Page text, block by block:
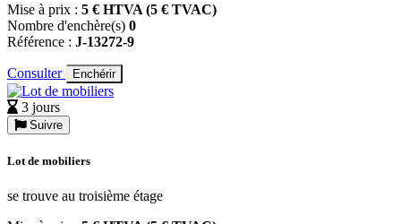
Mise à prix : 5 € HTVA (5 € TVAC)
Nombre d'enchère(s) 0
Référence : J-13272-9
Consulter Enchérir
3 jours
Suivre
Lot de mobiliers
se trouve au troisième étage